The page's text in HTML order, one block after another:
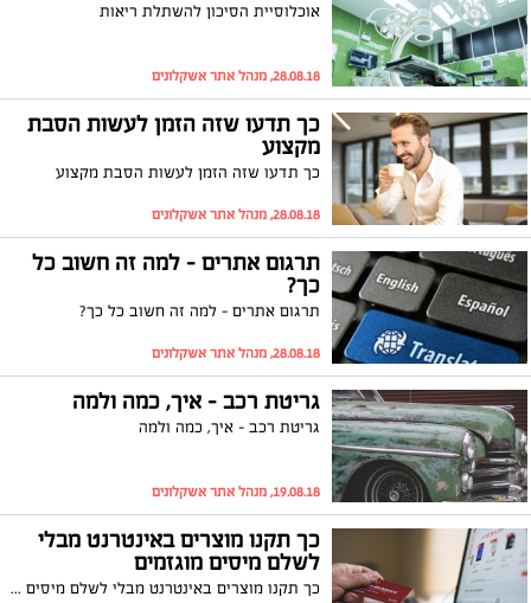
אוכלוסיית הסיכון להשתלת ריאות
28.08.18, מנהל אתר אשקלונים
כך תדעו שזה הזמן לעשות הסבת
מקצוע
כך תדעו שזה הזמן לעשות הסבת מקצוע
28.08.18, מנהל אתר אשקלונים
תרגום אתרים – למה זה חשוב כל
כך?
תרגום אתרים – למה זה חשוב כל כך?
28.08.18, מנהל אתר אשקלונים
גריטת רכב - איך, כמה ולמה
גריטת רכב - איך, כמה ולמה
19.08.18, מנהל אתר אשקלונים
כך תקנו מוצרים באינטרנט מבלי
לשלם מיסים מוגזמים
כך תקנו מוצרים באינטרנט מבלי לשלם מיסים מוגזמים